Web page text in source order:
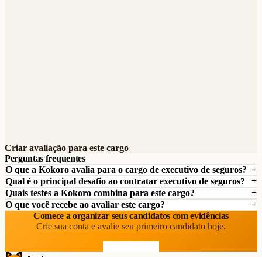
Criar avaliação para este cargo
Perguntas frequentes
O que a Kokoro avalia para o cargo de executivo de seguros?
Qual é o principal desafio ao contratar executivo de seguros?
Quais testes a Kokoro combina para este cargo?
O que você recebe ao avaliar este cargo?
Comece a organizar seus candidatos com evidências
Crie sua conta e avalie seu primeiro candidato hoje.